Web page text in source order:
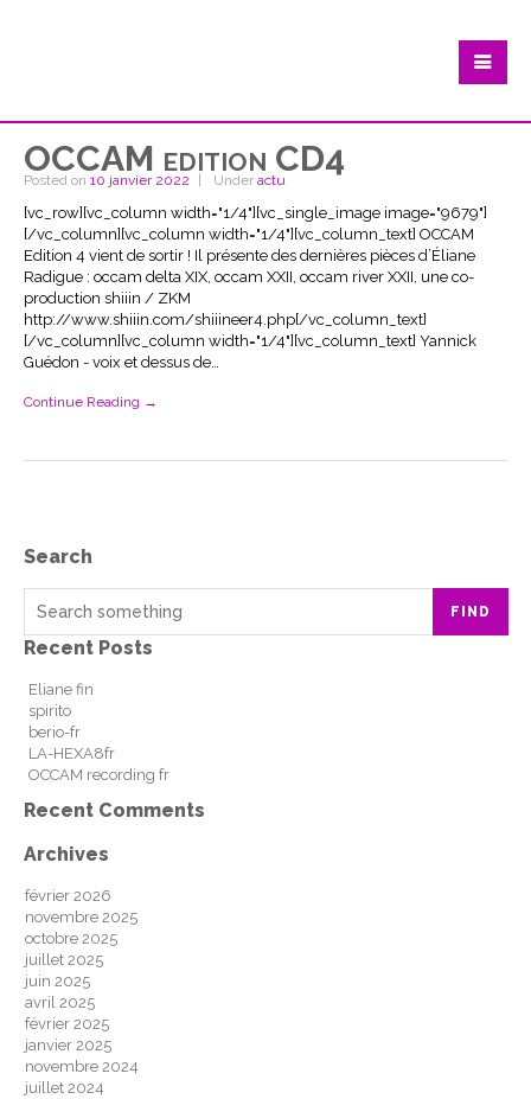
OCCAM edition CD4
Posted on 10 janvier 2022 Under actu
[vc_row][vc_column width="1/4"][vc_single_image image="9679"]
[/vc_column][vc_column width="1/4"][vc_column_text] OCCAM
Edition 4 vient de sortir ! Il présente des dernières pièces d’Éliane
Radigue : occam delta XIX, occam XXII, occam river XXII, une co-
production shiiin / ZKM
http://www.shiiin.com/shiiineer4.php[/vc_column_text]
[/vc_column][vc_column width="1/4"][vc_column_text] Yannick
Guédon - voix et dessus de…
Continue Reading →
Search
FIND
Recent Posts
Eliane fin
spirito
berio-fr
LA-HEXA8fr
OCCAM recording fr
Recent Comments
Archives
février 2026
novembre 2025
octobre 2025
juillet 2025
juin 2025
avril 2025
février 2025
janvier 2025
novembre 2024
juillet 2024